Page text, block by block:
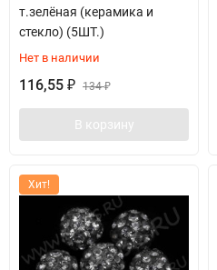
т.зелёная (керамика и
стекло) (5ШТ.)
Нет в наличии
116,55 ₽ 134₽
В корзину
Хит!